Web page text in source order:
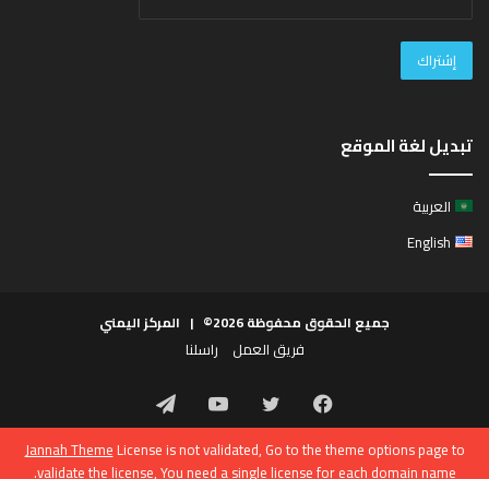
Jannah ThemeLicense is not validated, Go to the theme options page to
validate the license, You need a single license for each domain name.
تبديل لغة الموقع
العربية
English
جميع الحقوق محفوظة 2026© | المركز اليمني
فريق العمل راسلنا
فيسبوك تويتر يوتيوب